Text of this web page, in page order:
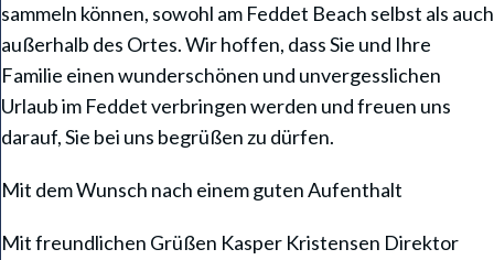
sammeln können, sowohl am Feddet Beach selbst als auch
außerhalb des Ortes. Wir hoffen, dass Sie und Ihre
Familie einen wunderschönen und unvergesslichen
Urlaub im Feddet verbringen werden und freuen uns
darauf, Sie bei uns begrüßen zu dürfen.
Mit dem Wunsch nach einem guten Aufenthalt
Mit freundlichen Grüßen Kasper Kristensen Direktor